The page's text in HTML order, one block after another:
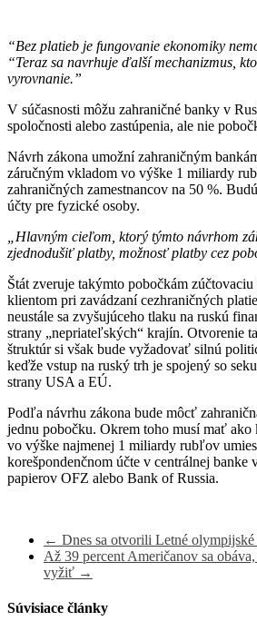
“Bez platieb je fungovanie ekonomiky
“Teraz sa navrhuje ďalší mechanizmus,
vyrovnanie.”
V súčasnosti môžu zahraničné banky v
spoločnosti alebo zastúpenia, ale nie
Návrh zákona umožní zahraničným
záručným vkladom vo výške 1 miliardy
zahraničných zamestnancov na 50 %.
účty pre fyzické osoby.
„Hlavným cieľom, ktorý týmto návrhom
zjednodušiť platby, možnosť platby cez
Štát zveruje takýmto pobočkám
klientom pri zavádzaní cezhraničných
neustále sa zvyšujúceho tlaku na ruskú
strany „nepriateľských“ krajín. Otvorenie
štruktúr si však bude vyžadovať silnú
keďže vstup na ruský trh je spojený so
strany USA a EÚ.
Podľa návrhu zákona bude môcť
jednu pobočku. Okrem toho musí mať ako
vo výške najmenej 1 miliardy rubľov
korešpondenčnom účte v centrálnej banke
papierov OFZ alebo Bank of Russia.
← Dnes sa otvorili Letné
Až 39 percent Američanov sa
vyžiť →
Súvisiace články